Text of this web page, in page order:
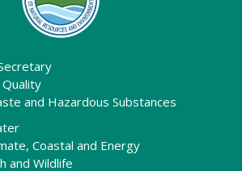
and Hazardous Substances
Coastal and Energy
and Wildlife